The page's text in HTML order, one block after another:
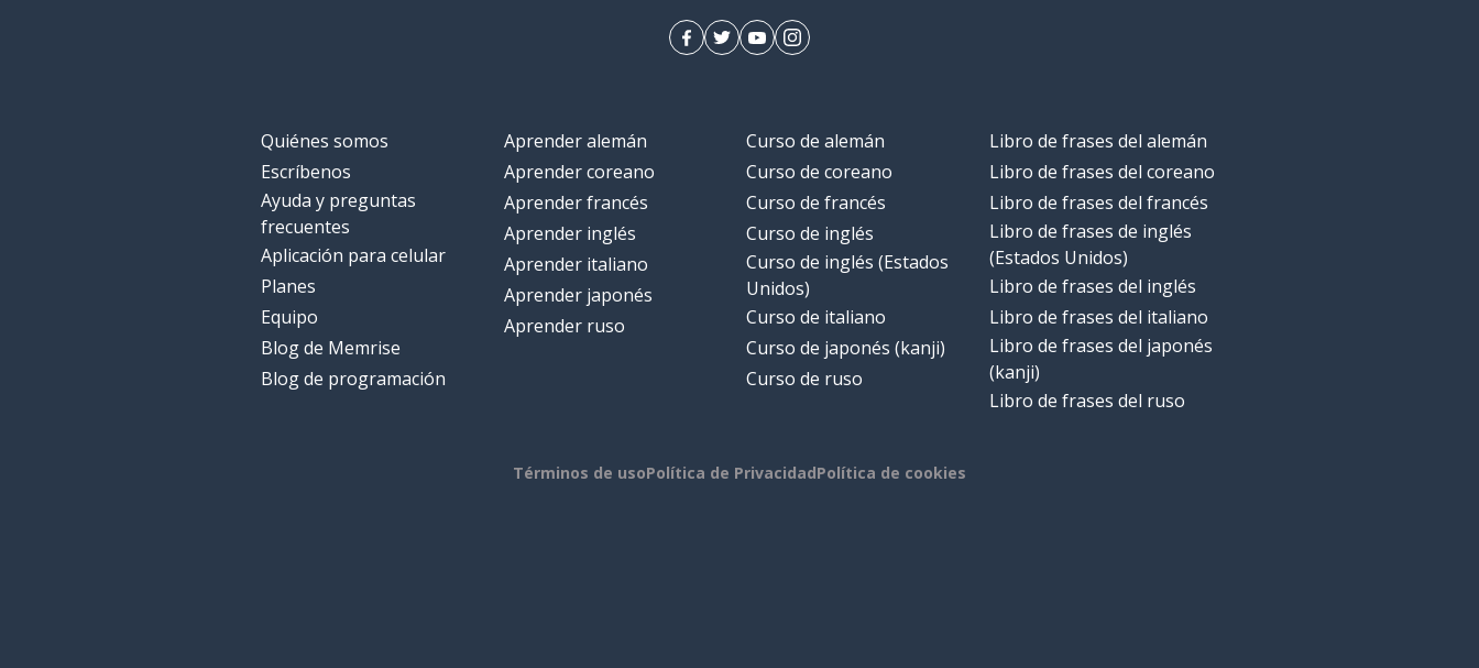
Quiénes somos
Escríbenos
Ayuda y preguntas
frecuentes
Aplicación para celular
Planes
Equipo
Blog de Memrise
Blog de programación
Aprender alemán
Aprender coreano
Aprender francés
Aprender inglés
Aprender italiano
Aprender japonés
Aprender ruso
Curso de alemán
Curso de coreano
Curso de francés
Curso de inglés
Curso de inglés (Estados
Unidos)
Curso de italiano
Curso de japonés (kanji)
Curso de ruso
Libro de frases del alemán
Libro de frases del coreano
Libro de frases del francés
Libro de frases de inglés
(Estados Unidos)
Libro de frases del inglés
Libro de frases del italiano
Libro de frases del japonés
(kanji)
Libro de frases del ruso
Términos de usoPolítica de PrivacidadPolítica de cookies